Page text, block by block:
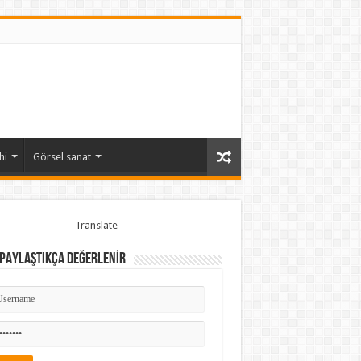
Görsel sanat
Translate
DEĞERLENİR